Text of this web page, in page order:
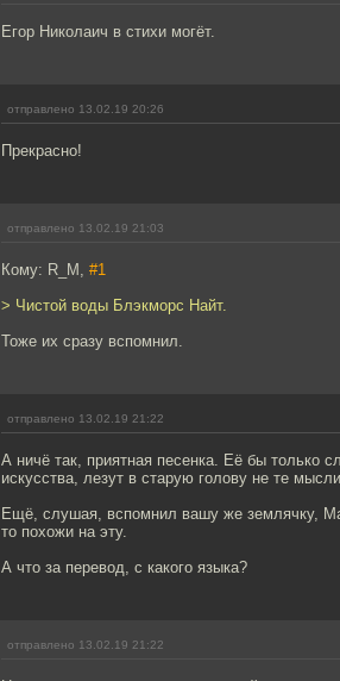
Егор Николаич в стихи могёт.
отправлено 13.02.19 20:26
Прекрасно!
отправлено 13.02.19 21:03
Кому: R_M, #1
> Чистой воды Блэкморс Найт.
Тоже их сразу вспомнил.
отправлено 13.02.19 21:22
А ничё так, приятная песенка. Её бы только
искусства, лезут в старую голову не те
Ещё, слушая, вспомнил вашу же землячку,
то похожи на эту.
А что за перевод, с какого языка?
отправлено 13.02.19 21:22